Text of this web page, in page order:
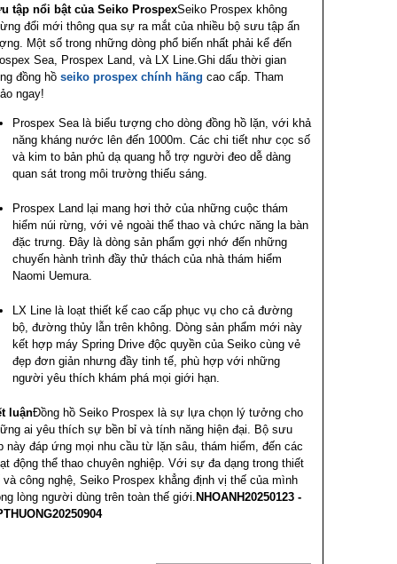
tập nổi bật của Seiko ProspexSeiko Prospex không
đổi mới thông qua sự ra mắt của nhiều bộ sưu tập ấn
Một số trong những dòng phổ biến nhất phải kể đến
Sea, Prospex Land, và LX Line.Ghi dấu thời gian
đồng hồ seiko prospex chính hãng cao cấp. Tham
ngay!
Prospex Sea là biểu tượng cho dòng đồng hồ lặn, với khả
năng kháng nước lên đến 1000m. Các chi tiết như cọc số
và kim to bản phủ dạ quang hỗ trợ người đeo dễ dàng
quan sát trong môi trường thiếu sáng.
Prospex Land lại mang hơi thở của những cuộc thám
hiểm núi rừng, với vẻ ngoài thể thao và chức năng la bàn
đặc trưng. Đây là dòng sản phẩm gợi nhớ đến những
chuyến hành trình đầy thử thách của nhà thám hiểm
Naomi Uemura.
LX Line là loạt thiết kế cao cấp phục vụ cho cả đường
bộ, đường thủy lẫn trên không. Dòng sản phẩm mới này
kết hợp máy Spring Drive độc quyền của Seiko cùng vẻ
đẹp đơn giản nhưng đầy tinh tế, phù hợp với những
người yêu thích khám phá mọi giới hạn.
luậnĐồng hồ Seiko Prospex là sự lựa chọn lý tưởng cho
ai yêu thích sự bền bỉ và tính năng hiện đại. Bộ sưu
này đáp ứng mọi nhu cầu từ lặn sâu, thám hiểm, đến các
động thể thao chuyên nghiệp. Với sự đa dạng trong thiết
và công nghệ, Seiko Prospex khẳng định vị thế của mình
lòng người dùng trên toàn thế giới.NHOANH20250123 -